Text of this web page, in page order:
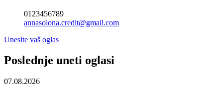
0123456789
annasolona.credit@gmail.com
Unesite vaš oglas
Poslednje uneti oglasi
07.08.2026